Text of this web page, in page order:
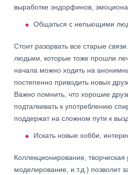
выработке эндорфинов,
Общаться с непьющими
Стоит разорвать все старые
людьми, которые тоже прошли
начала можно ходить на
постепенно приводить новых
Важно помнить, что хорошие
подталкивать к употреблению
поддержат на сложном пути к
Искать новые хобби,
Коллекционирование,
моделирование, и.т.д.) позволит